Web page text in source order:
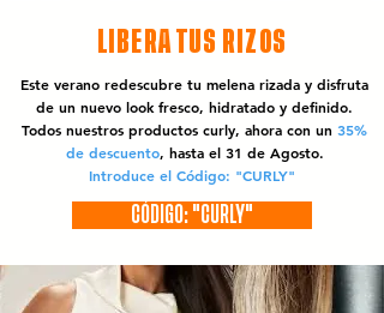
LIBERA TUS RIZOS
Este verano redescubre tu melena rizada y disfruta
de un nuevo look fresco, hidratado y definido.
Todos nuestros productos curly, ahora con un 35%
de descuento, hasta el 31 de Agosto.
Introduce el Código: "CURLY"
CÓDIGO: "CURLY"